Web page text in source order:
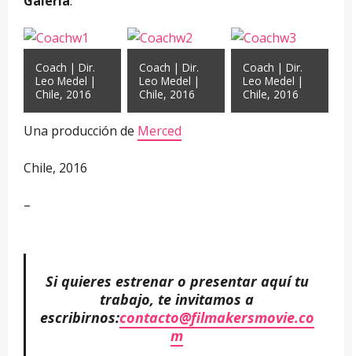
Coach | Dir.
Leo Medel |
Chile, 2016
Coach | Dir.
Leo Medel |
Chile, 2016
Coach | Dir.
Leo Medel |
Chile, 2016
Una producción de Merced
Chile, 2016
–
Si quieres estrenar o presentar aquí tu
trabajo, te invitamos a
escribirnos:contacto@filmakersmovie.co
m